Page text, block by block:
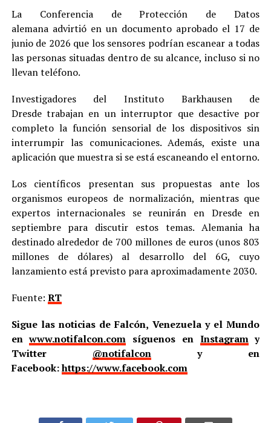
La Conferencia de Protección de Datos
alemana advirtió en un documento aprobado el 17 de
junio de 2026 que los sensores podrían escanear a todas
las personas situadas dentro de su alcance, incluso si no
llevan teléfono.
Investigadores del Instituto Barkhausen de
Dresde trabajan en un interruptor que desactive por
completo la función sensorial de los dispositivos sin
interrumpir las comunicaciones. Además, existe una
aplicación que muestra si se está escaneando el entorno.
Los científicos presentan sus propuestas ante los
organismos europeos de normalización, mientras que
expertos internacionales se reunirán en Dresde en
septiembre para discutir estos temas. Alemania ha
destinado alrededor de 700 millones de euros (unos 803
millones de dólares) al desarrollo del 6G, cuyo
lanzamiento está previsto para aproximadamente 2030.
Fuente: RT
Sigue las noticias de Falcón, Venezuela y el Mundo
enwww.notifalcon.com síguenos en Instagramy
Twitter @notifalcony en
Facebook:https://www.facebook.com